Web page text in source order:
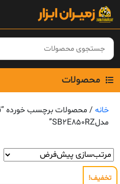
Skip
content
محصولات
خانه / محصولات برچسب خورده
مدلSB2E850RZ”
تخفیف!